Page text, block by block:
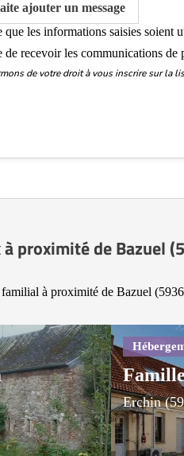
ajouter un message
que les informations saisies soient
de recevoir les communications de
de votre droit à vous inscrire sur la
proximité de Bazuel
à proximité de Bazuel
Erchin